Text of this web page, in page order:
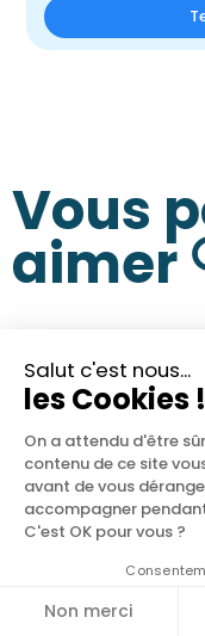
Salut c'est nous...
les Cookies !
On a attendu d'être
contenu de ce site
avant de vous
accompagner
C'est OK pour vous ?
Non merci
Cookies
Vous
aimer